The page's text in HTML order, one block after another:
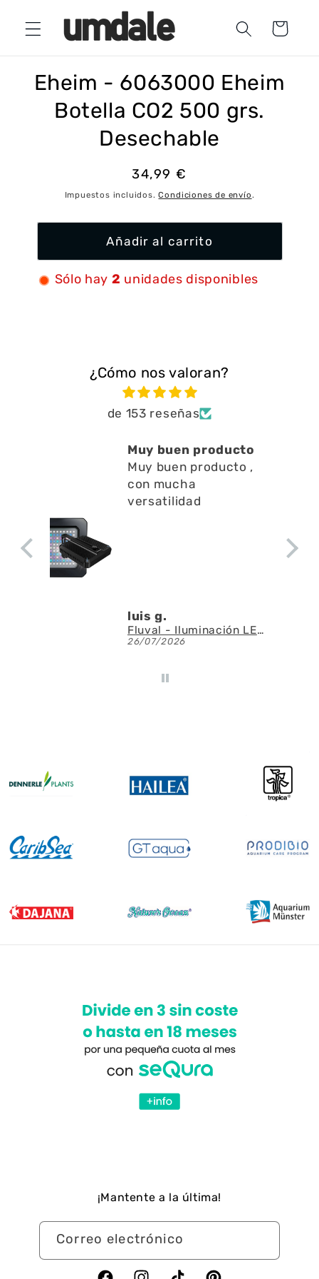
directamente
al contenido
Carrito
información
del producto
Eheim - 6063000 Eheim
Botella CO2 500 grs.
Desechable
Precio
habitual
34,99 €
Impuestos incluidos.Condiciones de envío.
Añadir al carrito
Sólo hay 2 unidades disponibles
¿Cómo nos valoran?
de 153 reseñas
Muy buen producto
Muy buen producto ,
con mucha
versatilidad
luis g.
Fluval - Iluminación LED Nano Reef 4.0 de 25W
26/07/2026
¡Mantente a la última!
Correo electrónico